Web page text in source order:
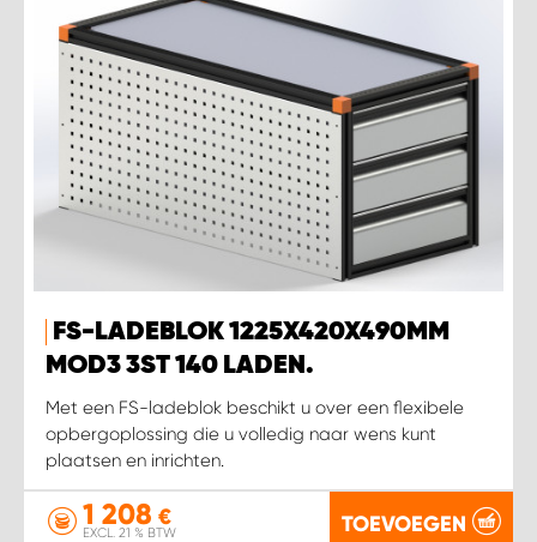
FS-LADEBLOK 1225X420X490MM
MOD3 3ST 140 LADEN.
Met een FS-ladeblok beschikt u over een flexibele
opbergoplossing die u volledig naar wens kunt
plaatsen en inrichten.
1 208 €
EXCL. 21 % BTW TOEVOEGEN